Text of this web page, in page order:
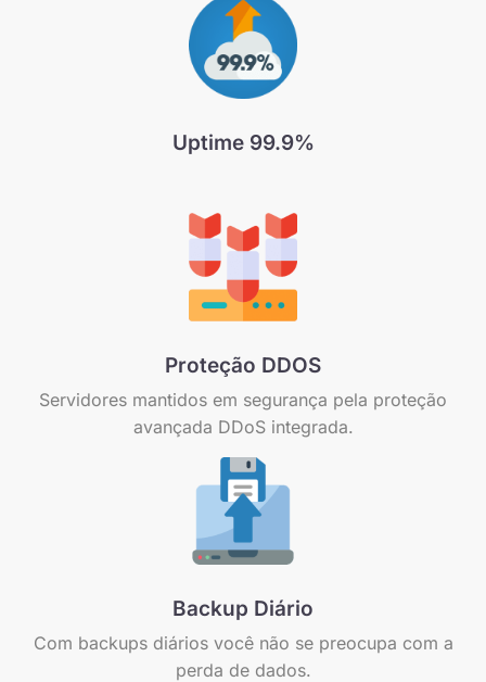
Uptime 99.9%
Proteção DDOS
Servidores mantidos em segurança pela proteção
avançada DDoS integrada.
Backup Diário
Com backups diários você não se preocupa com a
perda de dados.